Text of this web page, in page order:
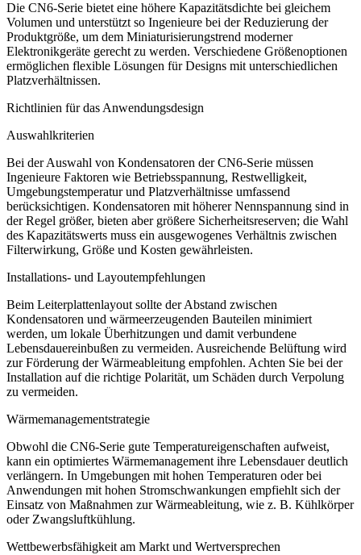
Die CN6-Serie bietet eine höhere Kapazitätsdichte bei gleichem
Volumen und unterstützt so Ingenieure bei der Reduzierung der
Produktgröße, um dem Miniaturisierungstrend moderner
Elektronikgeräte gerecht zu werden. Verschiedene Größenoptionen
ermöglichen flexible Lösungen für Designs mit unterschiedlichen
Platzverhältnissen.
Richtlinien für das Anwendungsdesign
Auswahlkriterien
Bei der Auswahl von Kondensatoren der CN6-Serie müssen
Ingenieure Faktoren wie Betriebsspannung, Restwelligkeit,
Umgebungstemperatur und Platzverhältnisse umfassend
berücksichtigen. Kondensatoren mit höherer Nennspannung sind in
der Regel größer, bieten aber größere Sicherheitsreserven; die Wahl
des Kapazitätswerts muss ein ausgewogenes Verhältnis zwischen
Filterwirkung, Größe und Kosten gewährleisten.
Installations- und Layoutempfehlungen
Beim Leiterplattenlayout sollte der Abstand zwischen
Kondensatoren und wärmeerzeugenden Bauteilen minimiert
werden, um lokale Überhitzungen und damit verbundene
Lebensdauereinbußen zu vermeiden. Ausreichende Belüftung wird
zur Förderung der Wärmeableitung empfohlen. Achten Sie bei der
Installation auf die richtige Polarität, um Schäden durch Verpolung
zu vermeiden.
Wärmemanagementstrategie
Obwohl die CN6-Serie gute Temperatureigenschaften aufweist,
kann ein optimiertes Wärmemanagement ihre Lebensdauer deutlich
verlängern. In Umgebungen mit hohen Temperaturen oder bei
Anwendungen mit hohen Stromschwankungen empfiehlt sich der
Einsatz von Maßnahmen zur Wärmeableitung, wie z. B. Kühlkörper
oder Zwangsluftkühlung.
Wettbewerbsfähigkeit am Markt und Wertversprechen